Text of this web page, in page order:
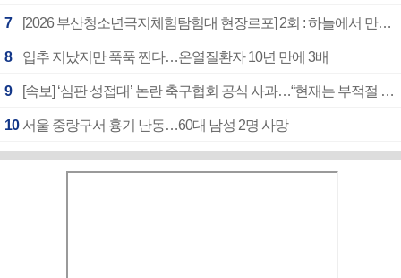
7 [2026 부산청소년극지체험탐험대 현장르포] 2회 : 하늘에서 만난 얼음의 나라
8 입추 지났지만 푹푹 찐다…온열질환자 10년 만에 3배
9 [속보] ‘심판 성접대’ 논란 축구협회 공식 사과…“현재는 부적절 행위 없어”
10 서울 중랑구서 흉기 난동…60대 남성 2명 사망